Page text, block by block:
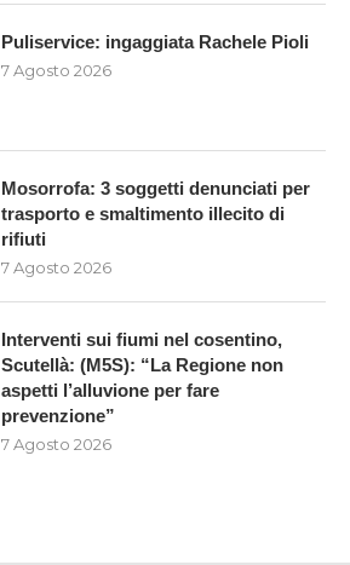
Puliservice: ingaggiata Rachele Pioli
7 Agosto 2026
Mosorrofa: 3 soggetti denunciati per
trasporto e smaltimento illecito di
rifiuti
7 Agosto 2026
Interventi sui fiumi nel cosentino,
Scutellà: (M5S): “La Regione non
aspetti l’alluvione per fare
prevenzione”
7 Agosto 2026